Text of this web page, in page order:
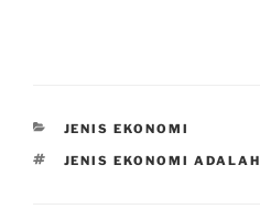
CATEGORIES
JENIS EKONOMI
TAGS
JENIS EKONOMI ADALAH